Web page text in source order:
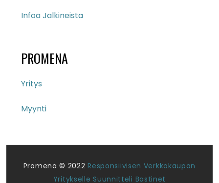
Infoa Jalkineista
PROMENA
Yritys
Myynti
Promena © 2022Responsiivisen Verkkokaupan
Yritykselle Suunnitteli Bastinet